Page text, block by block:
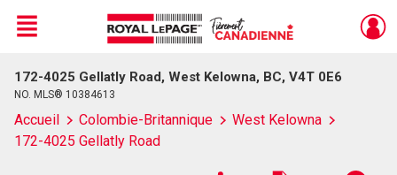
Live
En Direct
Menu
172-4025 Gellatly Road, West Kelowna, BC, V4T 0E6
NO. MLS® 10384613
Accueil Colombie-Britannique
West Kelowna
172-4025 Gellatly Road